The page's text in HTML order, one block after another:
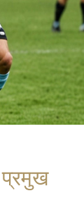
प्रमुख